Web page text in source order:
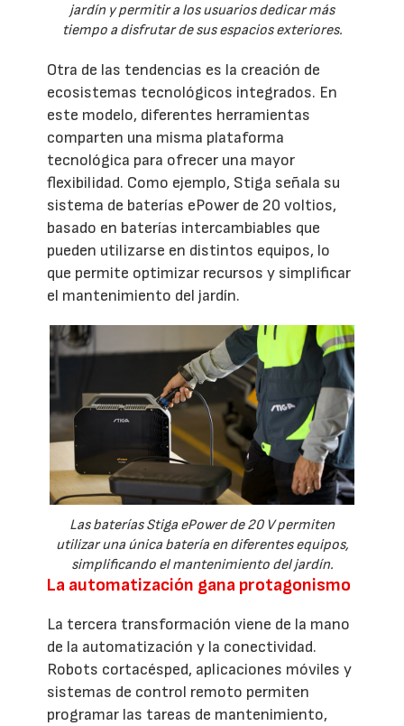
jardín y permitir a los usuarios dedicar más
tiempo a disfrutar de sus espacios exteriores.
Otra de las tendencias es la creación de
ecosistemas tecnológicos integrados. En
este modelo, diferentes herramientas
comparten una misma plataforma
tecnológica para ofrecer una mayor
flexibilidad. Como ejemplo, Stiga señala su
sistema de baterías ePower de 20 voltios,
basado en baterías intercambiables que
pueden utilizarse en distintos equipos, lo
que permite optimizar recursos y simplificar
el mantenimiento del jardín.
Las baterías Stiga ePower de 20 V permiten
utilizar una única batería en diferentes equipos,
simplificando el mantenimiento del jardín.
La automatización gana protagonismo
La tercera transformación viene de la mano
de la automatización y la conectividad.
Robots cortacésped, aplicaciones móviles y
sistemas de control remoto permiten
programar las tareas de mantenimiento,